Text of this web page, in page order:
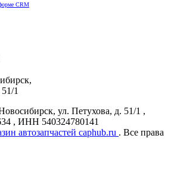
CRM
1
ул. Петухова, д. 51/1 ,
, ИНН 540324780141
автозапчастей caphub.ru . Все права